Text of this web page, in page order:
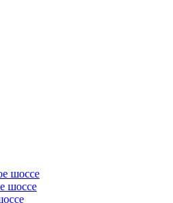
шоссе
шоссе